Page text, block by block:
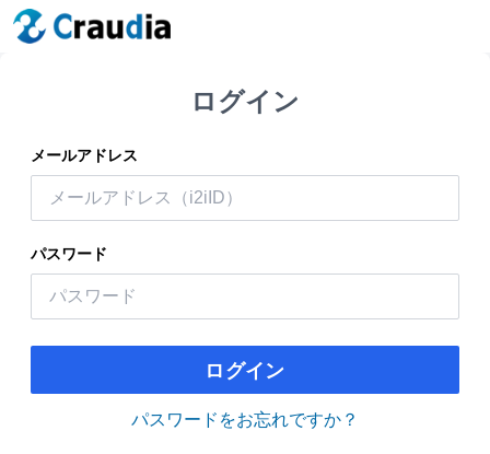
ログイン
メールアドレス
パスワード
ログイン
パスワードをお忘れですか？